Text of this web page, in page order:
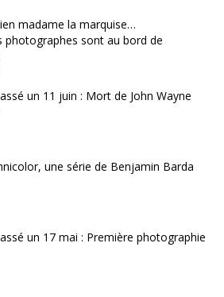
madame la marquise…
photographes sont au bord de
un 11 juin : Mort de John Wayne
une série de Benjamin Barda
un 17 mai : Première photographie